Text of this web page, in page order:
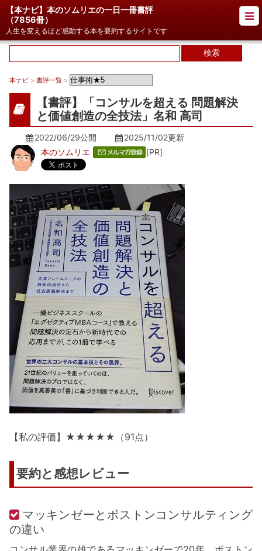
【本ナビ】本のソムリエの一日一冊書評
（7856冊）
人生を変えるほど感動する本を要約するサイトです
本ナビ > 書評一覧 >
【書評】「コンサルを超える 問題解決
と価値創造の全技法」名和 高司
2022/06/29公開 2025/11/02更新
本のソムリエ
[PR]
【私の評価】★★★★★（91点）
要約と感想レビュー
マッキンゼーとボストンコンサルティング
の違い